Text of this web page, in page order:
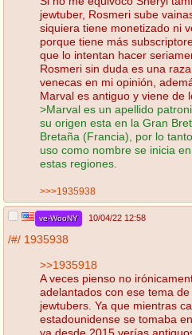
jewtuber, Rosmeri sube
siquiera tiene monetizado ni
porque tiene más
que lo intentan hacer
Rosmeri sin duda es una
venecas en mi opinión,
Marval es antiguo y viene de
>Marval es un apellido
su origen esta en la Gran
Bretaña (Francia), por lo
uso como nombre se inicia
estas regiones.
>>>1935938
ve-WooNY 10/04/22 12:58
/#/ 1935938
>>1935918
A veces pienso no
adelantados con ese tema
jewtubers. Ya que mientras
estadounidense se tomaba